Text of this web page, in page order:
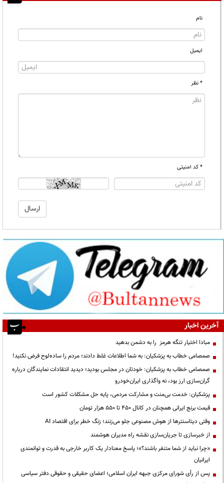
نام
ایمیل
* نظر
* کد امنیتی
آخرین اخبار
مبادا اختیار تنگه هرمز را به دشمن بدهید
صمصامی خطاب به پزشکیان: به شما اطلاعات غلط دادند؛ مردم را ساده‌لوح فرض نکنید!
صمصامی خطاب به پزشکیان: خودتان در مجلس بودید؛ دیدید انتقادات نمایندگان درباره
گران‌سازی ارز بود، نه واگذاری ایران‌خودرو
پزشکیان: خدمت بی‌منت و مشارکت مردمی، پایه حل مشکلات کشور است
قیمت‌ برنج ایرانی همچنان در کانال ۴۵۰ تا ۵۵۰ هزار تومان
وقتی دیتاسنترها از هوش مصنوعی جلو می‌زنند؛ زنگ خطر برای اقتصاد AI
از خبرسازی تا جریان‌سازی نقشه راه مدیران هوشمند
«چرا نباید از شما متنفر باشند؟»؛ پاسخ معنادار یک کاربر خارجی به قدرت و توانمندی
ایرانیان
پس از رأی شورای مرکزی جبهه ایران اسلامی؛ اعضای حقیقی و حقوقی دفتر سیاسی